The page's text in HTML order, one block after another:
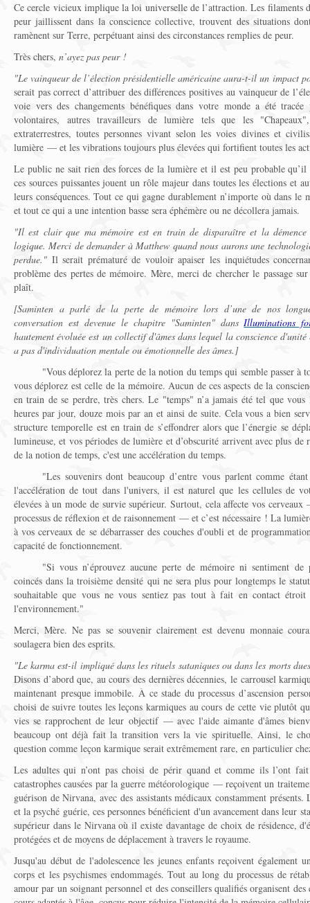
Ce cercle vicieux implique la loi universelle de l’attraction. Les filaments
peur jaillissent dans la conscience collective, trouvent des situations
ramènent sur Terre, perpétuant ainsi des circonstances remplies de peur.
Très chers, n’ayez pas peur !
"Le vainqueur de l’élection présidentielle américaine aura-t-il un impact
serait pas correct d’attribuer des différences positives au vainqueur de
voie vers des changements bénéfiques dans votre monde a été
volontaires, autres travailleurs de lumière tels que les
extraterrestres, toutes personnes vivant selon les voies divines et
lumière — et les vibrations toujours plus élevées qui fortifient toutes les
Le public ne sait rien des forces de la lumière et il est peu probable qu’il
ces sources puissantes jouent un rôle majeur dans toutes les élections et
leurs conséquences. Tout ce qui gagne durablement n’importe où dans le
et tout ce qui a une intention basse sera éphémère ou ne décollera jamais.
"Il est clair que ma mémoire est en train de disparaître et la démence
logique. Merci de demander à Matthew quand nous aurons une
perdue." Il serait prématuré de vouloir apaiser les inquiétudes
problème des pertes de mémoire. Mère, merci de chercher le passage
plaît.
[Saminten a parlé de la perte de mémoire lors d’une de nos
conversation est devenue le chapitre "Saminten" dansIlluminations
hautement évoluée est un collectif d'âmes dans lequel la conscience
a pas d'individuation mentale ou émotionnelle des âmes.]
"Vous déplorez la perte de la notion du temps qui semble passer à
vous déplorez est celle de la mémoire. Aucun de ces aspects de la
en train de se perdre, très chers. Le "temps" n’a jamais été tel que
heures par jour, douze mois par an et ainsi de suite. Cela vous a bien
structure temporelle est en train de s’effondrer alors que l’énergie se
lumineuse, et vos périodes de lumière et d’obscurité arrivent avec plus
de la notion de temps, c'est une accélération du temps.
"Les souvenirs dont beaucoup d’entre vous parlent comme
l'accélération de tout dans l'univers, il est naturel que les cellules de
élevées à un mode de survie supérieur. Surtout, cela affecte vos
processus de réflexion et de raisonnement — et c’est nécessaire ! La
à vos cerveaux de se débarrasser des couches d'oubli et de
capacité de fonctionnement.
"Si vous n’éprouvez aucune perte de mémoire ni sentiment de
coincés dans la troisième densité qui ne sera plus pour longtemps le
souhaitable que vous ne vous sentiez pas tout à fait en contact
l'environnement."
Merci, Mère. Ne pas se souvenir clairement est devenu monnaie
soulagera bien des esprits.
"Le karma est-il impliqué dans les rituels sataniques ou dans les morts
Disons d’abord que, au cours des dernières décennies, le carrousel
maintenant presque immobile. À ce stade du processus d’ascension
choisi de suivre toutes les leçons karmiques au cours de cette vie plutôt
vies se rapprochent de leur objectif — avec l'aide aimante d'âmes
beaucoup ont déjà fait la transition vers la vie spirituelle. Ainsi, le
question comme leçon karmique serait extrêmement rare, en particulier
Les adultes qui n’ont pas choisi de périr quand et comme ils l’ont
catastrophes causées par la guerre météorologique — reçoivent un
guérison de Nirvana, avec des assistants médicaux constamment
et la psyché guérie, ces personnes bénéficient d'un avancement dans leur
supérieur dans le Nirvana où il existe davantage de choix de résidence,
protégées et de moyens de déplacement à travers le royaume.
Jusqu'au début de l'adolescence les jeunes enfants reçoivent également
corps et les psychismes endommagés. Tout au long du processus de
amour par un soignant personnel et des conseillers qualifiés organisent